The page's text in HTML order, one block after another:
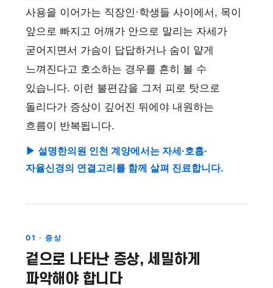
사용을 이어가는 직장인·학생들 사이에서, 목이
앞으로 빠지고 어깨가 안으로 말리는 자세가
굳어지면서 가슴이 답답하거나 숨이 얕게
느껴진다고 호소하는 경우를 흔히 볼 수
있습니다. 이런 불편감을 그저 피로 탓으로
돌리다가 증상이 깊어진 뒤에야 내원하는
흐름이 반복됩니다.
▶ 설명한의원 인천 계양에서는 자세·호흡·
자율신경의 연결고리를 함께 살펴 진료합니다.
01 · 증상
겉으로 나타난 증상, 세밀하게
파악해야 합니다